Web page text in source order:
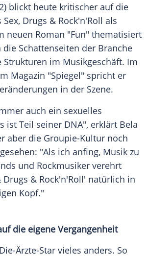
blickt heute kritischer auf die
Sex, Drugs & Rock'n'Roll als
neuen Roman "Fun" thematisiert
die Schattenseiten der Branche
Strukturen im Musikgeschäft. Im
Magazin "Spiegel" spricht er
in der Szene.
auch ein sexuelles
ist Teil seiner DNA", erklärt Bela
aber die Groupie-Kultur noch
"Als ich anfing, Musik zu
und Rockmusiker verehrt
Drugs & Rock'n'Roll' natürlich in
Kopf."
die eigene Vergangenheit
Ärzte-Star vieles anders. So